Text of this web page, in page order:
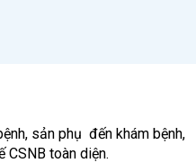
sản phụ đến khám bệnh,
CSNB toàn diện.